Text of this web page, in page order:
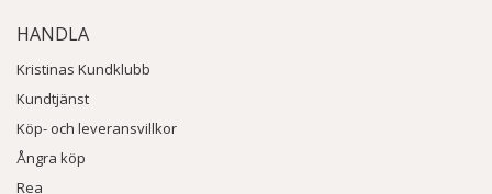
HANDLA
Kristinas Kundklubb
Kundtjänst
Köp- och leveransvillkor
Ångra köp
Rea